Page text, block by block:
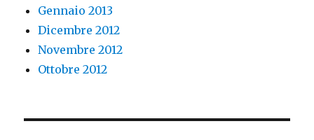
Gennaio 2013
Dicembre 2012
Novembre 2012
Ottobre 2012